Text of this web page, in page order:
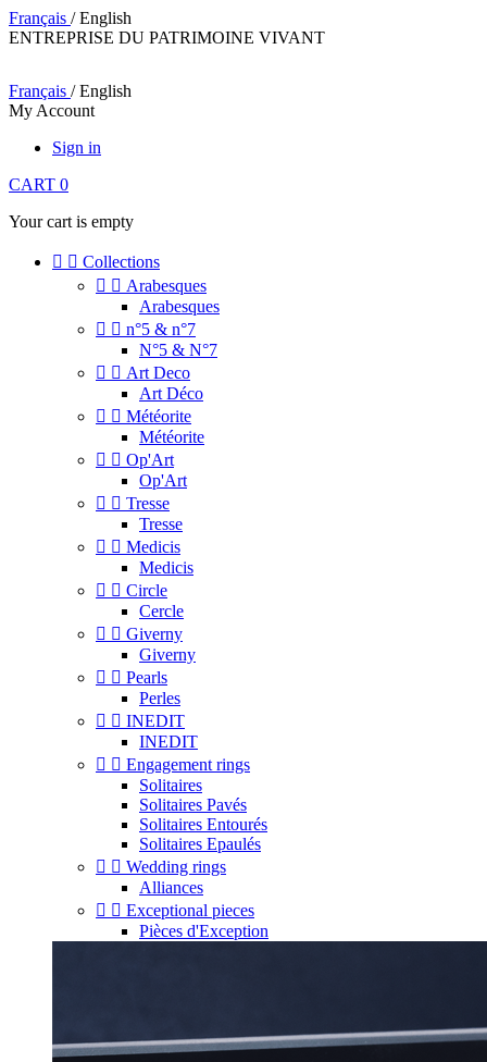
Français / English
ENTREPRISE DU PATRIMOINE VIVANT
Français / English
My Account
Sign in
CART 0
Your cart is empty
  Collections
  Arabesques
Arabesques
  n°5 & n°7
N°5 & N°7
  Art Deco
Art Déco
  Météorite
Météorite
  Op'Art
Op'Art
  Tresse
Tresse
  Medicis
Medicis
  Circle
Cercle
  Giverny
Giverny
  Pearls
Perles
  INEDIT
INEDIT
  Engagement rings
Solitaires
Solitaires Pavés
Solitaires Entourés
Solitaires Epaulés
  Wedding rings
Alliances
  Exceptional pieces
Pièces d'Exception